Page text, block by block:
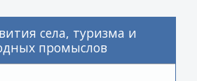
села, туризма и
промыслов